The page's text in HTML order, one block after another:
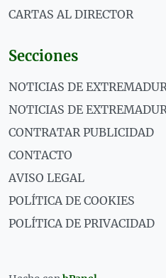
CARTAS AL DIRECTOR
Secciones
NOTICIAS DE
NOTICIAS DE
CONTRATAR PUBLICIDAD
CONTACTO
AVISO LEGAL
POLÍTICA DE COOKIES
POLÍTICA DE PRIVACIDAD